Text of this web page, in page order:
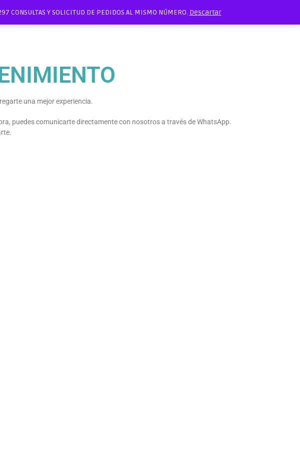
CONSULTAS Y SOLICITUD DE PEDIDOS AL MISMO NÚMERO. Descartar
una mejor experiencia.
puedes comunicarte directamente con nosotros a través de WhatsApp.